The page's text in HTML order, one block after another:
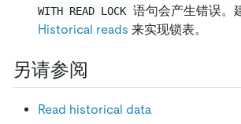
WITH READ LOCK 语句会产生错误。
Historical reads 来实现锁表。
另请参阅
Read historical data